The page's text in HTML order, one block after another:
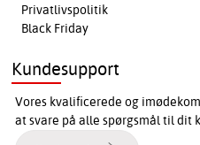
Privatlivspolitik
Black Friday
Kundesupport
Vores kvalificerede og
at svare på alle spørgsmål til dit